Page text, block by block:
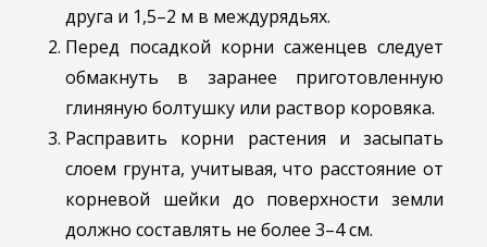
друга и 1,5–2 м в междурядьях.
Перед посадкой корни саженцев следует
обмакнуть в заранее приготовленную
глиняную болтушку или раствор коровяка.
Расправить корни растения и засыпать
слоем грунта, учитывая, что расстояние от
корневой шейки до поверхности земли
должно составлять не более 3–4 см.